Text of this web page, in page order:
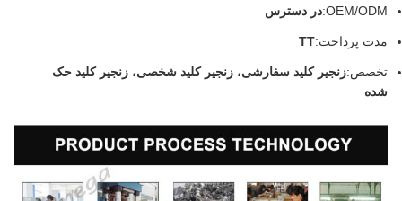
OEM/ODM: در دسترس
مدت پرداخت:TT
تخصص: زنجیر کلید سفارشی، زنجیر کلید شخصی، زنجیر کلید حک
شده